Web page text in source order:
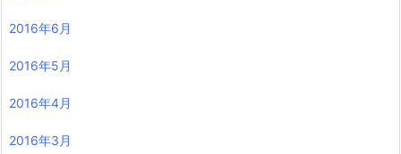
2016年6月
2016年5月
2016年4月
2016年3月